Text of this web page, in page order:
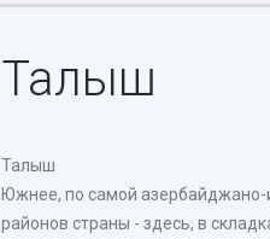
Талыш
Талыш
Южнее, по самой азербайджано-
районов страны - здесь, в